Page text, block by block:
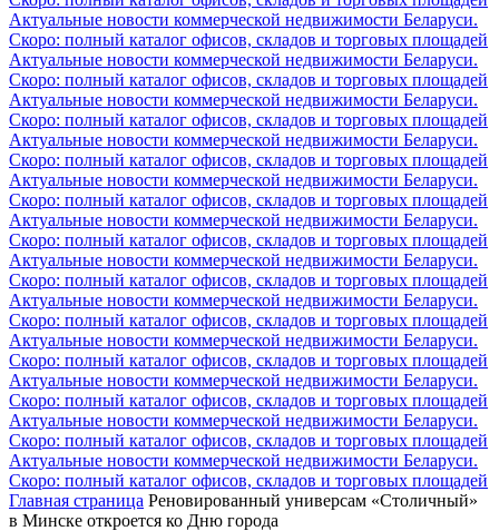
Актуальные новости коммерческой недвижимости Беларуси.
Скоро: полный каталог офисов, складов и торговых площадей
Актуальные новости коммерческой недвижимости Беларуси.
Скоро: полный каталог офисов, складов и торговых площадей
Актуальные новости коммерческой недвижимости Беларуси.
Скоро: полный каталог офисов, складов и торговых площадей
Актуальные новости коммерческой недвижимости Беларуси.
Скоро: полный каталог офисов, складов и торговых площадей
Актуальные новости коммерческой недвижимости Беларуси.
Скоро: полный каталог офисов, складов и торговых площадей
Актуальные новости коммерческой недвижимости Беларуси.
Скоро: полный каталог офисов, складов и торговых площадей
Актуальные новости коммерческой недвижимости Беларуси.
Скоро: полный каталог офисов, складов и торговых площадей
Актуальные новости коммерческой недвижимости Беларуси.
Скоро: полный каталог офисов, складов и торговых площадей
Актуальные новости коммерческой недвижимости Беларуси.
Скоро: полный каталог офисов, складов и торговых площадей
Актуальные новости коммерческой недвижимости Беларуси.
Скоро: полный каталог офисов, складов и торговых площадей
Актуальные новости коммерческой недвижимости Беларуси.
Скоро: полный каталог офисов, складов и торговых площадей
Актуальные новости коммерческой недвижимости Беларуси.
Скоро: полный каталог офисов, складов и торговых площадей
Главная страница Реновированный универсам «Столичный»
в Минске откроется ко Дню города